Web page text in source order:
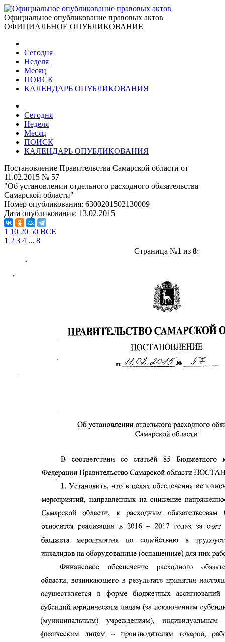
Официальное опубликование правовых актов
ОФИЦИАЛЬНОЕ ОПУБЛИКОВАНИЕ
Сегодня
Неделя
Месяц
ПОИСК
КАЛЕНДАРЬ ОПУБЛИКОВАНИЯ
Сегодня
Неделя
Месяц
ПОИСК
КАЛЕНДАРЬ ОПУБЛИКОВАНИЯ
Постановление Правительства Самарской области от
11.02.2015 № 57
"Об установлении отдельного расходного обязательства
Самарской области"
Номер опубликования: 6300201502130009
Дата опубликования: 13.02.2015
1 10 20 50 ВСЕ
1 2 3 4 ... 8
Страница №1 из 8: